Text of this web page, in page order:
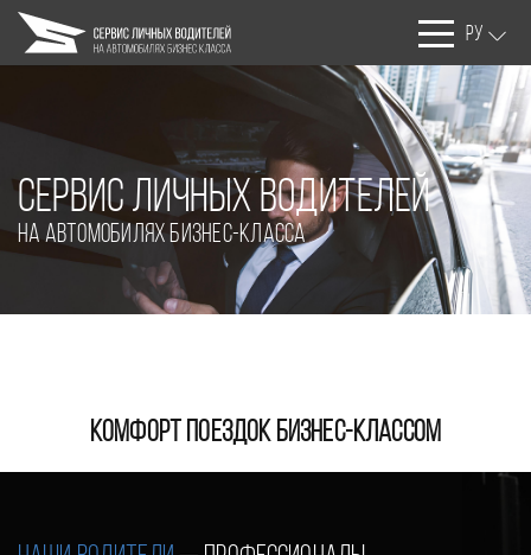
РУ
Cервис личных водителей
На автомобилях бизнес-класса
комфорт поездок бизнес-классом